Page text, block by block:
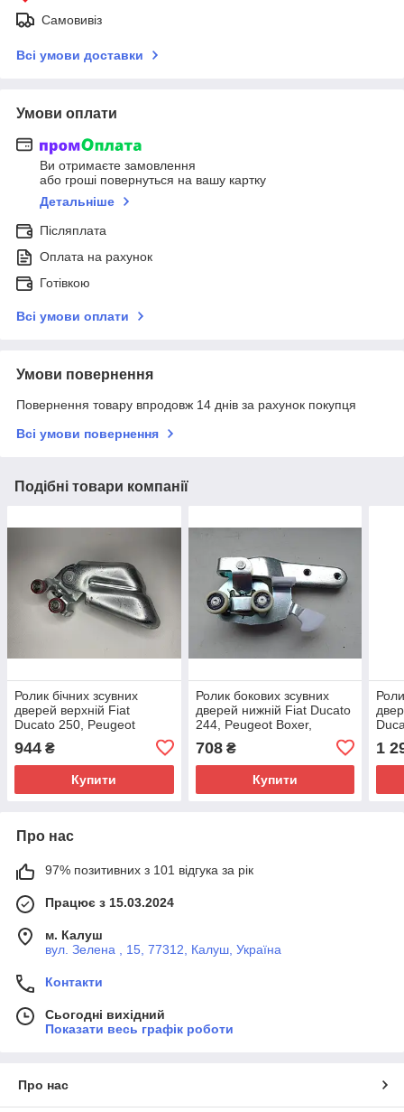
Самовивіз
Всі умови доставки
Умови оплати
Ви отримаєте замовлення
або гроші повернуться на вашу картку
Детальніше
Післяплата
Оплата на рахунок
Готівкою
Всі умови оплати
Умови повернення
Повернення товару впродовж 14 днів за рахунок покупця
Всі умови повернення
Подібні товари компанії
Ролик бічних зсувних
дверей верхній Fiat
Ducato 250, Peugeot
Boxer, Citroen Jumper (06-
14), 1611731380
944 ₴
Купити
Ролик бокових зсувних
дверей нижній Fiat Ducato
244, Peugeot Boxer,
1352331080, 9033S0, GP,
Італія
708₴
Купити
02),
1
Про нас
97% позитивних з 101 відгука за рік
Працює з 15.03.2024
м. Калуш
вул. Зелена , 15, 77312, Калуш, Україна
Контакти
Сьогодні вихідний
Показати весь графік роботи
Про нас